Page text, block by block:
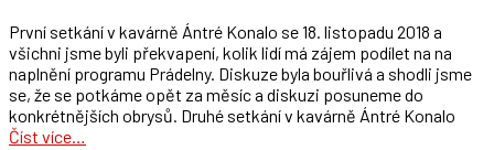
První setkání v kavárně Ántré Konalo se 18. listopadu 2018 a
všichni jsme byli překvapení, kolik lidí má zájem podílet na na
naplnění programu Prádelny. Diskuze byla bouřlivá a shodli jsme
se, že se potkáme opět za měsíc a diskuzi posuneme do
konkrétnějších obrysů. Druhé setkání v kavárně Ántré Konalo
Číst více…